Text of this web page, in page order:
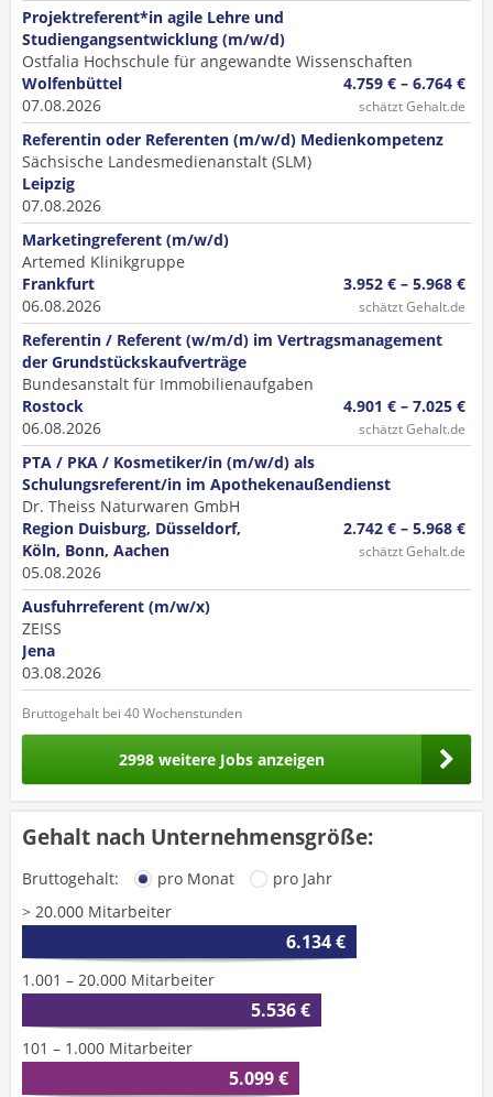
Projektreferent*in agile Lehre und
Studiengangsentwicklung (m/w/d)
Ostfalia Hochschule für angewandte Wissenschaften
Wolfenbüttel
07.08.2026
4.759 € – 6.764 €
schätzt Gehalt.de
Referentin oder Referenten (m/w/d) Medienkompetenz
Sächsische Landesmedienanstalt (SLM)
Leipzig
07.08.2026
Marketingreferent (m/w/d)
Artemed Klinikgruppe
Frankfurt
06.08.2026
3.952 € – 5.968 €
schätzt Gehalt.de
Referentin / Referent (w/m/d) im Vertrags­management
der Grundstücks­kaufverträge
Bundesanstalt für Immobilienaufgaben
Rostock
06.08.2026
4.901 € – 7.025 €
schätzt Gehalt.de
PTA / PKA / Kosmetiker/in (m/w/d) als
Schulungsreferent/in im Apothekenaußendienst
Dr. Theiss Naturwaren GmbH
Region Duisburg, Düsseldorf,
Köln, Bonn, Aachen
05.08.2026
2.742 € – 5.968 €
schätzt Gehalt.de
Ausfuhrreferent (m/w/x)
ZEISS
Jena
03.08.2026
Bruttogehalt bei 40 Wochenstunden
2998 weitere Jobs anzeigen
Gehalt nach Unternehmensgröße:
Bruttogehalt: pro Monat
pro Jahr
> 20.000 Mitarbeiter
6.134 €
1.001 – 20.000 Mitarbeiter
5.536 €
101 – 1.000 Mitarbeiter
5.099 €